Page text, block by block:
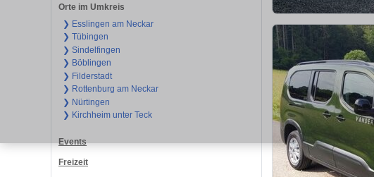
Orte im Umkreis
❯ Esslingen am Neckar
❯ Tübingen
❯ Sindelfingen
❯ Böblingen
❯ Filderstadt
❯ Rottenburg am Neckar
❯ Nürtingen
❯ Kirchheim unter Teck
Events
Freizeit